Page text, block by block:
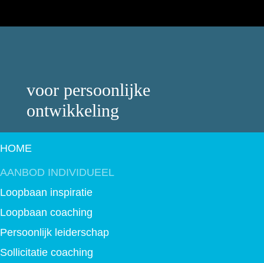
voor persoonlijke
ontwikkeling
HOME
AANBOD INDIVIDUEEL
Loopbaan inspiratie
Loopbaan coaching
Persoonlijk leiderschap
Sollicitatie coaching